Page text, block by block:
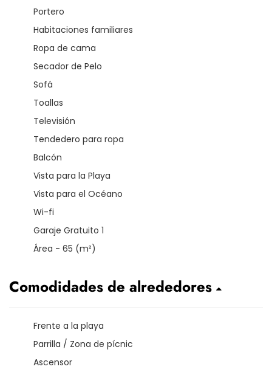
Portero
Habitaciones familiares
Ropa de cama
Secador de Pelo
Sofá
Toallas
Televisión
Tendedero para ropa
Balcón
Vista para la Playa
Vista para el Océano
Wi-fi
Garaje Gratuito 1
Área - 65 (m²)
Comodidades de alrededores
Frente a la playa
Parrilla / Zona de pícnic
Ascensor